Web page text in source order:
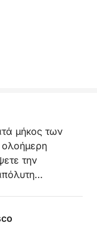
μήκος των
ολοήμερη
την
τις πιο